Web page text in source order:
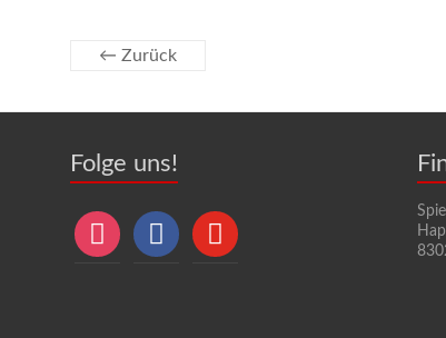
← Zurück
Folge uns!
instagramfacebookyoutube